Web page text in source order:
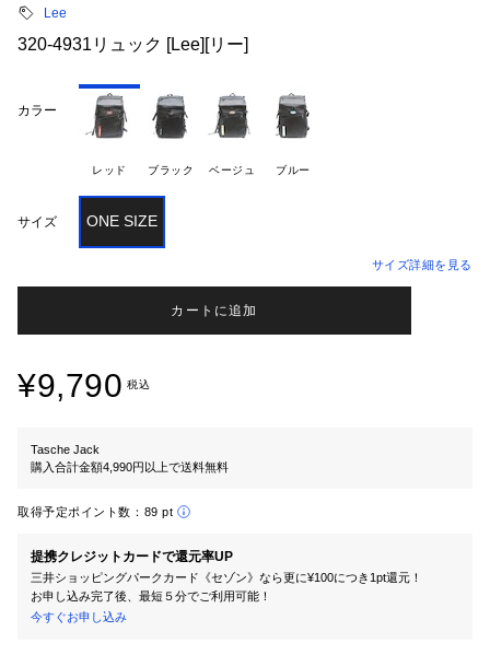
Lee
320-4931リュック [Lee][リー]
カラー
レッド ブラック ベージュ ブルー
サイズ ONE SIZE
サイズ詳細を見る
カートに追加
¥9,790 税込
Tasche Jack
購入合計金額4,990円以上で送料無料
取得予定ポイント数： 89 pt
提携クレジットカードで還元率UP
三井ショッピングパークカード《セゾン》なら更に¥100につき1pt還元！
お申し込み完了後、最短５分でご利用可能！
今すぐお申し込み